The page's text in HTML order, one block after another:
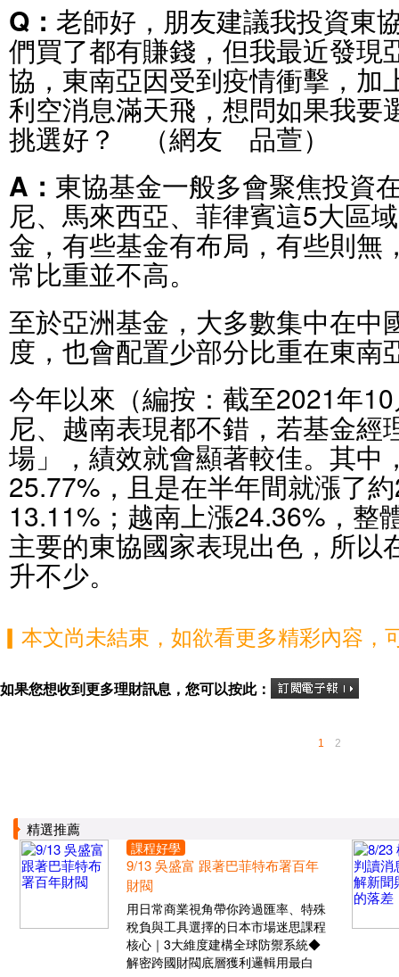
Q： 老師好，朋友建議我投資東
們買了都有賺錢，但我最近發現
協，東南亞因受到疫情衝擊，加
利空消息滿天飛，想問如果我要
挑選好？ （網友 品萱）
A： 東協基金一般多會聚焦投資
尼、馬來西亞、菲律賓這5大區
金，有些基金有布局，有些則無
常比重並不高。
至於亞洲基金，大多數集中在中
度，也會配置少部分比重在東南
今年以來（編按：截至2021年
尼、越南表現都不錯，若基金經
場」，績效就會顯著較佳。其中
25.77%，且是在半年間就漲了
13.11%；越南上漲24.36%，整
主要的東協國家表現出色，所以
升不少。
▎本文尚未結束，如欲看更多精彩內容，
如果您想收到更多理財訊息，您可以按此：
1 2
精選推薦
課程好學
9/13 吳盛富 跟著巴菲特布署百年
財閥
用日常商業視角帶你跨過匯率、特殊
稅負與工具選擇的日本市場迷思課程
核心｜3大維度建構全球防禦系統◆
解密跨國財閥底層獲利邏輯用最白